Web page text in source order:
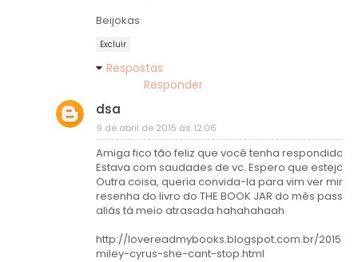
Beijokas
Excluir
Respostas
Responder
dsa
9 de abril de 2015 às 12:06
Amiga fico tão feliz que você tenha respondido
Estava com saudades de vc. Espero que esteja
Outra coisa, queria convida-la para vim ver
resenha do livro do THE BOOK JAR do mês
aliás tá meio atrasada hahahahaah
http://lovereadmybooks.blogspot.com.br/2015/
miley-cyrus-she-cant-stop.html